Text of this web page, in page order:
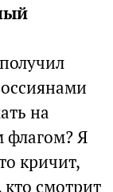
на
Я
кричит,
кто смотрит